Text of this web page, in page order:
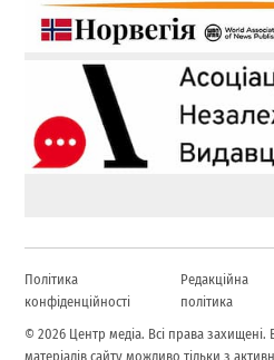
Політика
конфіденційності
Редакційна
політика
© 2026 Центр медіа. Всі права
матеріалів сайту можливо тільки з